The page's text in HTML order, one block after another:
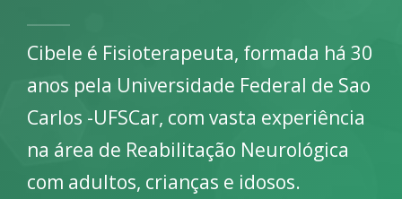
Cibele é Fisioterapeuta, formada há 30
anos pela Universidade Federal de Sao
Carlos -UFSCar, com vasta experiência
na área de Reabilitação Neurológica
com adultos, crianças e idosos.